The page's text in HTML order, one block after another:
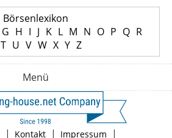
Börsenlexikon
G H I J K L M N O P Q R
T U V W X Y Z
Menü
| Kontakt | Impressum |